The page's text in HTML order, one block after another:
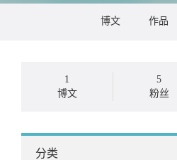
博文 作品
1
博文
5
粉丝
分类